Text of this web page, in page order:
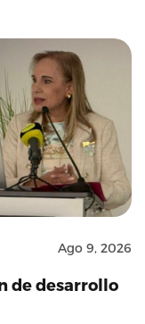
Ago 9, 2026
de desarrollo